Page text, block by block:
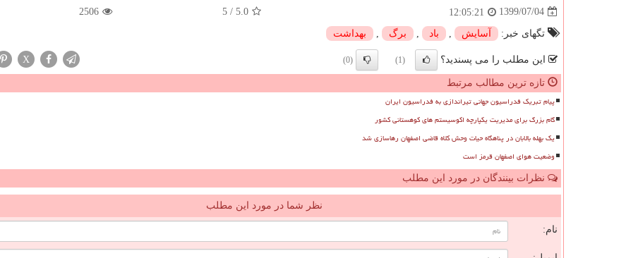
1399/07/04
12:05:21
5.0
/
5
2506
تگهای خبر: آسایش باد برگ بهداشت
این مطلب را می پسندید؟ (1)
(0)
X
تازه ترین مطالب مرتبط
پیام تبریک فدراسیون جهانی تیراندازی به فدراسیون ایران
گام بزرگ برای مدیریت یکپارچه اکوسیستم های کوهستانی کشور
یک بهله بالابان در پناهگاه حیات وحش کلاه قاضی اصفهان رهاسازی شد
وضعیت هوای اصفهان قرمز است
نظرات بینندگان در مورد این مطلب
نظر شما در مورد این مطلب
نام: